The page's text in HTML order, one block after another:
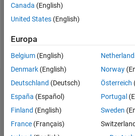
Following:
Follow
Dashboard
Statistik
MATLAB Answers
Canada (English)
United States (English)
Europa
Belgium (English)
Denmark (English)
Deutschland (Deutsch)
España (Español)
Finland (English)
France (Français)
Norway
Österreich
Portugal
Sweden
Switzerland